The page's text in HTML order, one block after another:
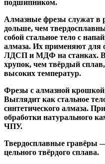
подшипником.
Алмазные фрезы служат в
дольше, чем
собой стальное тело с
алмаза. Их применяют для
ЛДСП и МДФ на станках. В
хрупок, чем твёрдый
высоких температур.
Фрезы с алмазной крошкой
Выглядит как стальное
синтетического алмаза.
обработки натурального
ЧПУ.
Твердосплавные гравёры —
цельного твёрдого сплава.